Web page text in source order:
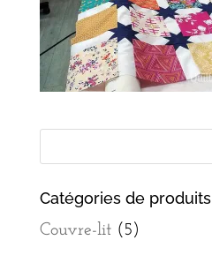
Catégories de produits
Couvre-lit (5)